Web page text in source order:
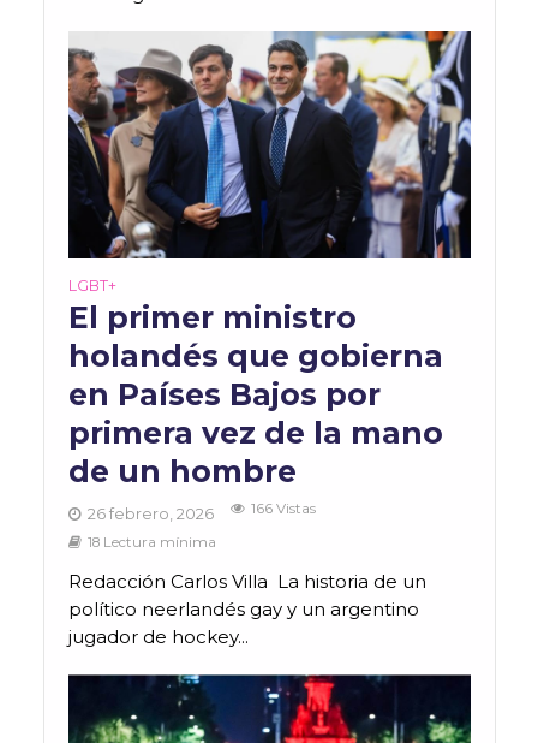
LGBT+
El primer ministro
holandés que gobierna
en Países Bajos por
primera vez de la mano
de un hombre
26 febrero, 2026
166 Vistas
18 Lectura mínima
Redacción Carlos Villa La historia de un
político neerlandés gay y un argentino
jugador de hockey...